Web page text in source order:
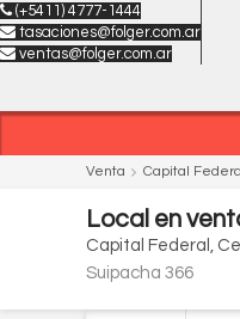
(+5411) 4777-1444
tasaciones@folger.com.ar
ventas@folger.com.ar
Venta Capital
Local en
Capital Federal
Suipacha 366